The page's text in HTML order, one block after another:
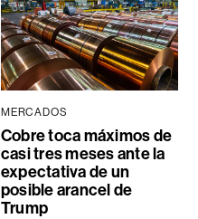
MERCADOS
Cobre toca máximos de
casi tres meses ante la
expectativa de un
posible arancel de
Trump